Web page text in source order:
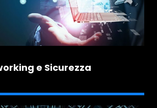
e Sicurezza